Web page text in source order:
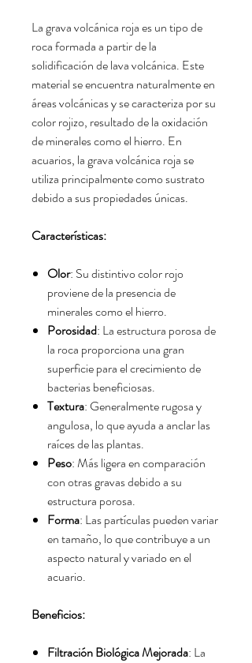
La grava volcánica roja es un tipo de
roca formada a partir de la
solidificación de lava volcánica. Este
material se encuentra naturalmente en
áreas volcánicas y se caracteriza por su
color rojizo, resultado de la oxidación
de minerales como el hierro. En
acuarios, la grava volcánica roja se
utiliza principalmente como sustrato
debido a sus propiedades únicas.
Características:
Olor: Su distintivo color rojo
proviene de la presencia de
minerales como el hierro.
Porosidad: La estructura porosa de
la roca proporciona una gran
superficie para el crecimiento de
bacterias beneficiosas.
Textura: Generalmente rugosa y
angulosa, lo que ayuda a anclar las
raíces de las plantas.
Peso: Más ligera en comparación
con otras gravas debido a su
estructura porosa.
Forma: Las partículas pueden variar
en tamaño, lo que contribuye a un
aspecto natural y variado en el
acuario.
Beneficios:
Filtración Biológica Mejorada: La